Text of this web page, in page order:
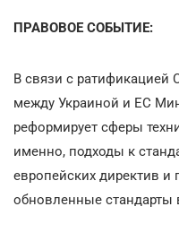
ПРАВОВОЕ СОБЫТИЕ:
В связи с ратификацией
между Украиной и ЕС
реформирует сферы
именно, подходы к
европейских директив и
обновленные стандарты